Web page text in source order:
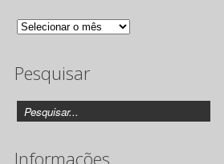
Arquivo
Releases
Pesquisar
Informações